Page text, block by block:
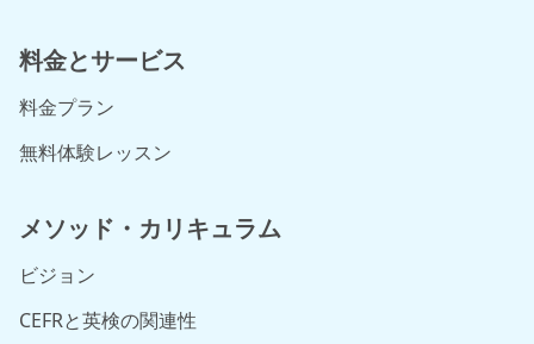
料金とサービス
料金プラン
無料体験レッスン
メソッド・カリキュラム
ビジョン
CEFRと英検の関連性